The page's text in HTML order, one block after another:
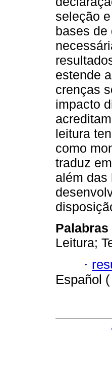
seleção
bases de
estende
crenças
impacto
leitura
como
traduz
além das
Palabras
Leitura;
·
Español (